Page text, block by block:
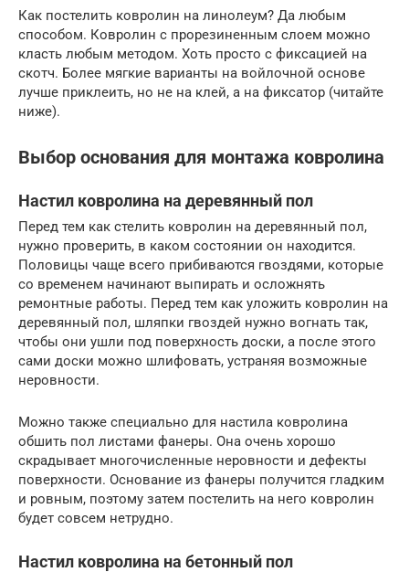
Как постелить ковролин на линолеум? Да любым
способом. Ковролин с прорезиненным слоем можно
класть любым методом. Хоть просто с фиксацией на
скотч. Более мягкие варианты на войлочной основе
лучше приклеить, но не на клей, а на фиксатор (читайте
ниже).
Выбор основания для монтажа ковролина
Настил ковролина на деревянный пол
Перед тем как стелить ковролин на деревянный пол,
нужно проверить, в каком состоянии он находится.
Половицы чаще всего прибиваются гвоздями, которые
со временем начинают выпирать и осложнять
ремонтные работы. Перед тем как уложить ковролин на
деревянный пол, шляпки гвоздей нужно вогнать так,
чтобы они ушли под поверхность доски, а после этого
сами доски можно шлифовать, устраняя возможные
неровности.
Можно также специально для настила ковролина
обшить пол листами фанеры. Она очень хорошо
скрадывает многочисленные неровности и дефекты
поверхности. Основание из фанеры получится гладким
и ровным, поэтому затем постелить на него ковролин
будет совсем нетрудно.
Настил ковролина на бетонный пол